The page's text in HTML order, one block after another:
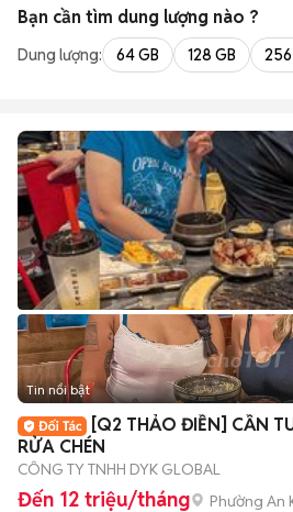
Bạn cần tìm dung lượng nào ?
Dung lượng: 64 GB 128 GB 256
Tin nổi bật
[Q2 THẢO ĐIỀN] CẦN
RỬA CHÉN
CÔNG TY TNHH DYK GLOBAL
Đến 12 triệu/tháng Phường An